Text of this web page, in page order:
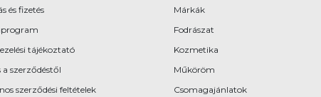
és fizetés
tájékoztató
a szerződéstől
szerződési feltételek
Márkák
Fodrászat
Kozmetika
Műköröm
Csomagajánlatok